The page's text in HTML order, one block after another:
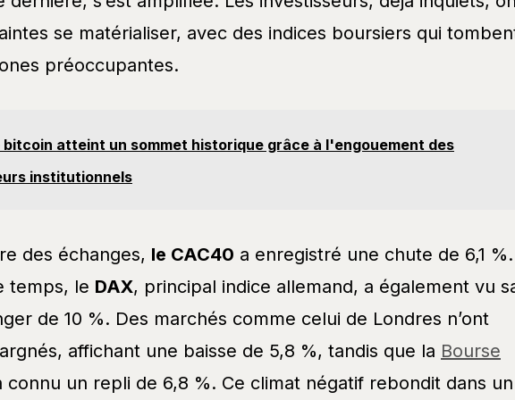
se matérialiser, avec des indices boursiers qui
préoccupantes.
bitcoin atteint un sommet historique grâce à l'engouement des
institutionnels
des échanges, le CAC40 a enregistré une chute de 6,1 %.
temps, le DAX, principal indice allemand, a également vu
de 10 %. Des marchés comme celui de Londres n’ont
affichant une baisse de 5,8 %, tandis que la Bourse
connu un repli de 6,8 %. Ce climat négatif rebondit dans un